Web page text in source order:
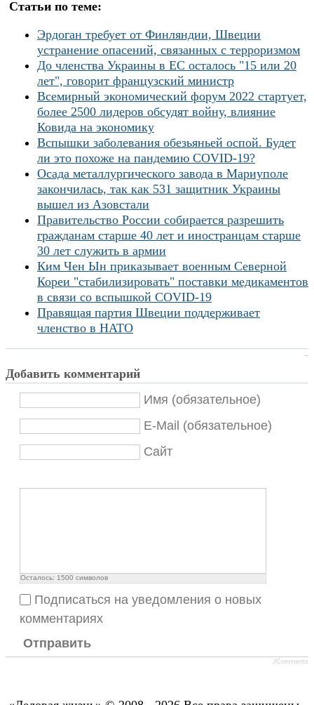
Статьи по теме:
Эрдоган требует от Финляндии, Швеции
устранение опасений, связанных с терроризмом
До членства Украины в ЕС осталось "15 или 20
лет", говорит французский министр
Всемирный экономический форум 2022 стартует,
более 2500 лидеров обсудят войну, влияние
Ковида на экономику
Вспышки заболевания обезьяньей оспой. Будет
ли это похоже на пандемию COVID-19?
Осада металлургического завода в Мариуполе
закончилась, так как 531 защитник Украины
вышел из Азовстали
Правительство России собирается разрешить
гражданам старше 40 лет и иностранцам старше
30 лет служить в армии
Ким Чен Ын приказывает военным Северной
Кореи "стабилизировать" поставки медикаментов
в связи со вспышкой COVID-19
Правящая партия Швеции поддерживает
членство в НАТО
Добавить комментарий
Имя (обязательное)
E-Mail (обязательное)
Сайт
Осталось: 1500 символов
Подписаться на уведомления о новых
комментариях
Отправить
JComments